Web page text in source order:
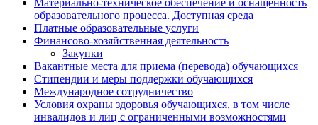
Материально-техническое обеспечение и оснащенность
образовательного процесса. Доступная среда
Платные образовательные услуги
Финансово-хозяйственная деятельность
Закупки
Вакантные места для приема (перевода) обучающихся
Стипендии и меры поддержки обучающихся
Международное сотрудничество
Условия охраны здоровья обучающихся, в том числе
инвалидов и лиц с ограниченными возможностями